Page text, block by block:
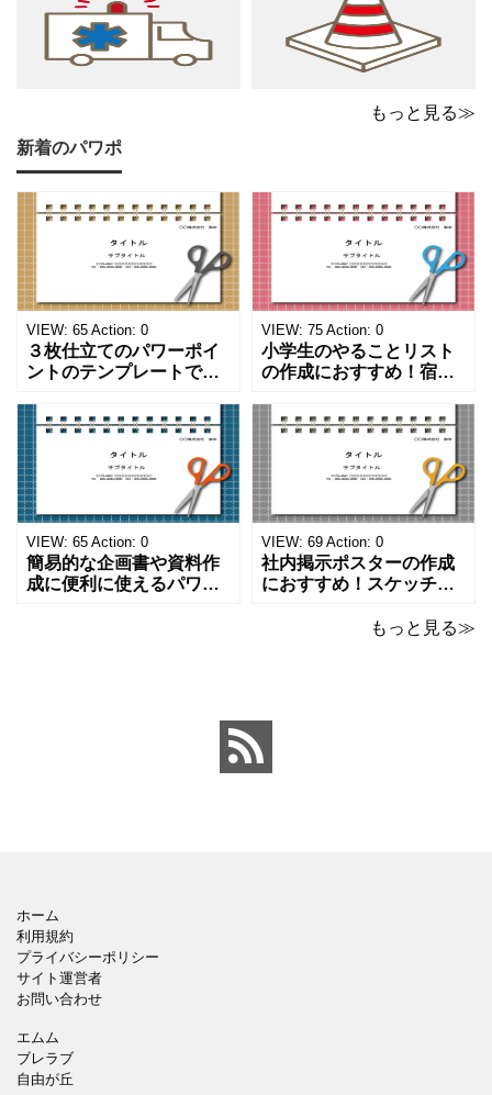
もっと見る≫
新着のパワポ
VIEW: 65 Action: 0
３枚仕立てのパワーポイ
ントのテンプレートで
ペンのワンポイントイラ
ストが描かれています。
ご案内やお知らせなど簡
単な資料を時短で作成で
きる便利なフォーマット
になります。 文房具好き
の方、掲示ポスターを作
成をされたい方におす
VIEW: 75 Action: 0
小学生のやることリスト
の作成におすすめ！宿題
事をまとめたい時のフォ
ーマットにおすすめしま
す。 ノートタイプのフォ
ーマットで文字入れをし
やすく、壁に貼ってもか
わいいデザインです。お
子さんが見てもテンショ
ンが上がるテンプレ
VIEW: 65 Action: 0
簡易的な企画書や資料作
成に便利に使えるパワー
VIEW: 69 Action: 0
社内掲示ポスターの作成
におすすめ！スケッチブ
なパワーポイントのテン
トにおすすめします。 ダ
ウンロードしてテキス
もっと見る≫
ホーム
利用規約
プライバシーポリシー
サイト運営者
お問い合わせ
エムム
ブレラブ
自由が丘